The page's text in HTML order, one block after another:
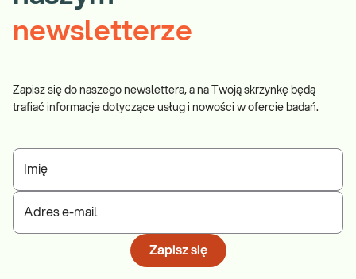
newsletterze
Zapisz się do naszego newslettera, a na Twoją skrzynkę będą
trafiać informacje dotyczące usług i nowości w ofercie badań.
Imię
Adres e-mail
Zapisz się